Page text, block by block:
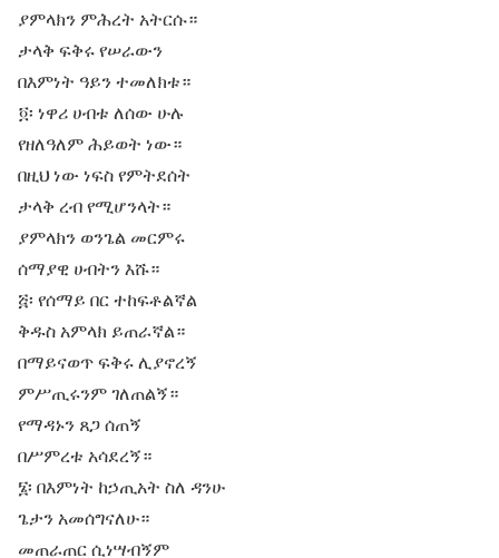
ያምላክን ምሕረት አትርሱ።
ታላቅ ፍቅሩ የሠራውን
በእምነት ዓይን ተመለክቱ።
፬፡ ነዋሪ ሀብቱ ለሰው ሁሉ
የዘለዓለም ሕይወት ነው።
በዚህ ነው ነፍስ የምትደሰት
ታላቅ ረብ የሚሆንላት።
ያምላክን ወንጌል መርምሩ
ሰማያዊ ሀብትን እሹ።
፭፡ የሰማይ በር ተከፍቶልኛል
ቅዱስ አምላክ ይጠራኛል።
በማይናወጥ ፍቅሩ ሊያኖረኝ
ምሥጢሩንም ገለጠልኝ።
የማዳኑን ጸጋ ሰጠኝ
በሥምረቱ አሳደረኝ።
፮፡ በእምነት ከኃጢአት ስለ ዳንሁ
ጌታን አመሰግናለሁ።
መጠራጠር ሲነሣብኝም